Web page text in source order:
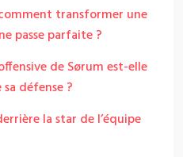
transformer une
passe parfaite ?
de Sørum est-elle
défense ?
la star de l’équipe